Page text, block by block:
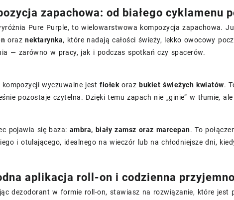
zapachowa: od białego cyklamenu
Pure Purple, to wielowarstwowa kompozycja zapachowa.
oraznektarynka, które nadają całości świeży, lekko owocowy
— zarówno w pracy, jak i podczas spotkań czy spacerów.
kompozycji wyczuwalne jestfiołek oraz bukiet świeżych kwiatów.
pozostaje czytelna. Dzięki temu zapach nie „ginie” w tłumie,
pojawia się baza: ambra, biały zamsz oraz marcepan. To
i otulającego, idealnego na wieczór lub na chłodniejsze dni,
aplikacja roll-on i codzienna
dezodorant w formie roll-on, stawiasz na rozwiązanie, które jest